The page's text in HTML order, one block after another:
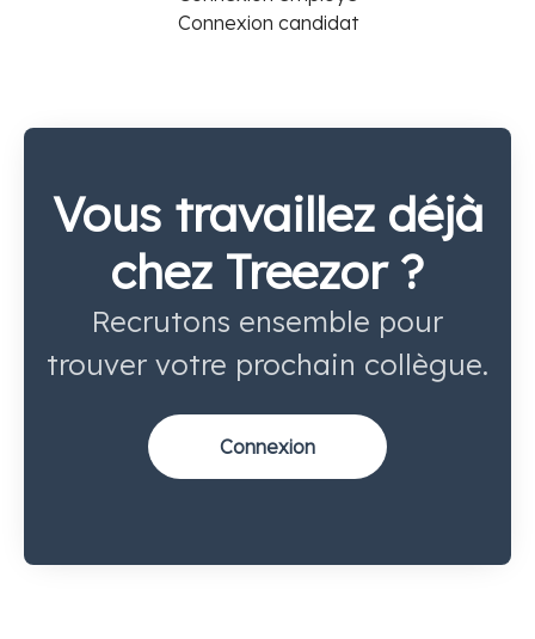
Connexion candidat
Vous travaillez déjà
chez Treezor ?
Recrutons ensemble pour
trouver votre prochain collègue.
Connexion